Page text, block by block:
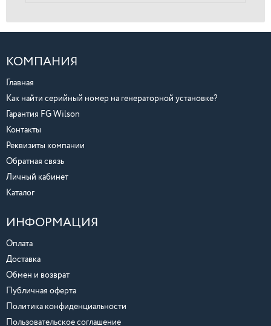
КОМПАНИЯ
Главная
Как найти серийный номер на генераторной установке?
Гарантия FG Wilson
Контакты
Реквизиты компании
Обратная связь
Личный кабинет
Каталог
ИНФОРМАЦИЯ
Оплата
Доставка
Обмен и возврат
Публичная оферта
Политика конфиденциальности
Пользовательское соглашение